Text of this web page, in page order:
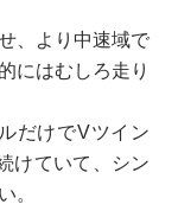
、より中速域で
にはむしろ走り
だけでVツイン
けていて、シン
。